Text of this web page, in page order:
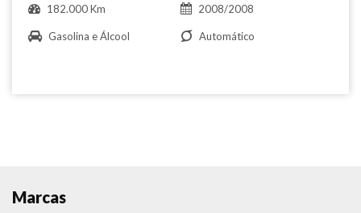
182.000 Km 2008/2008
Gasolina e Álcool Automático
Marcas